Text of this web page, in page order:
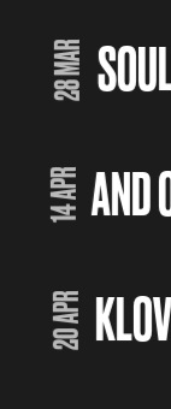
28 MAR
14 APR AND
20 APR